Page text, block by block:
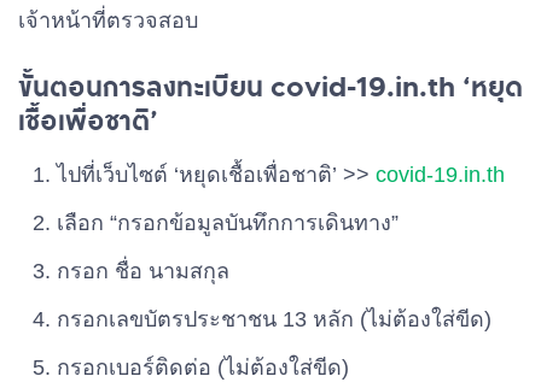
เจ้าหน้าที่ตรวจสอบ
ขั้นตอนการลงทะเบียน covid-19.in.th ‘หยุด
เชื้อเพื่อชาติ’
ไปที่เว็บไซต์ ‘หยุดเชื้อเพื่อชาติ’ >> covid-19.in.th
เลือก “กรอกข้อมูลบันทึกการเดินทาง”
กรอก ชื่อ นามสกุล
กรอกเลขบัตรประชาชน 13 หลัก (ไม่ต้องใส่ขีด)
กรอกเบอร์ติดต่อ (ไม่ต้องใส่ขีด)